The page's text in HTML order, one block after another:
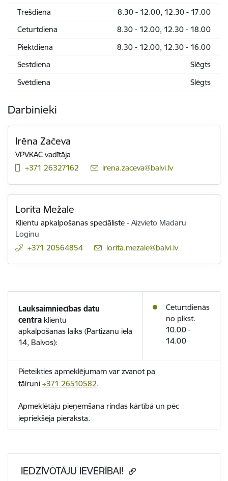
Trešdiena
8.30 - 12.00, 12.30 - 17.00
Ceturtdiena
8.30 - 12.00, 12.30 - 18.00
Piektdiena
8.30 - 12.00, 12.30 - 16.00
Sestdiena
Slēgts
Svētdiena
Slēgts
Darbinieki
Irēna Začeva
VPVKAC vadītāja
+371 26327162
E-pasts:
irena.zaceva@balvi.lv
Lorita Mežale
Klientu apkalpošanas speciāliste -Aizvieto Madaru
Loginu
+371 20564854
E-pasts:
lorita.mezale@balvi.lv
Lauksaimniecības datu
centra klientu
apkalpošanas laiks (Partizānu ielā
14, Balvos):
Ceturtdienās
no plkst.
10.00 -
14.00
Pieteikties apmeklējumam var zvanot pa
tālruni +371 26510582.
Apmeklētāju pieņemšana rindas kārtībā un pēc
iepriekšēja pieraksta.
IEDZĪVOTĀJU IEVĒRĪBAI!